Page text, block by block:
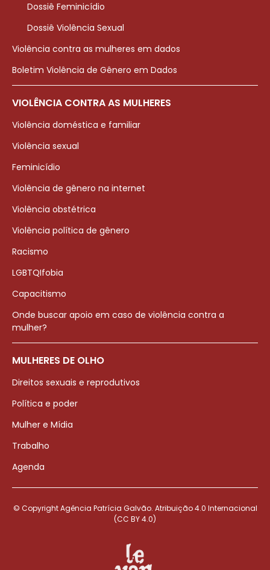
Dossiê Feminicídio
Dossiê Violência Sexual
Violência contra as mulheres em dados
Boletim Violência de Gênero em Dados
VIOLÊNCIA CONTRA AS MULHERES
Violência doméstica e familiar
Violência sexual
Feminicídio
Violência de gênero na internet
Violência obstétrica
Violência política de gênero
Racismo
LGBTQIfobia
Capacitismo
Onde buscar apoio em caso de violência contra a
mulher?
MULHERES DE OLHO
Direitos sexuais e reprodutivos
Política e poder
Mulher e Mídia
Trabalho
Agenda
© Copyright Agência Patrícia Galvão. Atribuição 4.0 Internacional
(CC BY 4.0)